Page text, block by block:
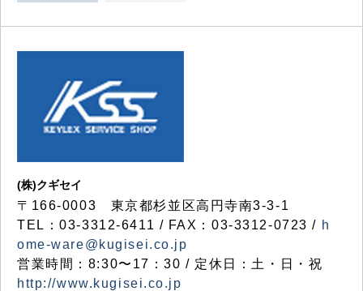
(株)クギセイ
〒166-0003 東京都杉並区高円寺南3-3-1
TEL：03-3312-6411 / FAX：03-3312-0723 / h
ome-ware@kugisei.co.jp
営業時間：8:30〜17：30 / 定休日：土・日・祝
http://www.kugisei.co.jp